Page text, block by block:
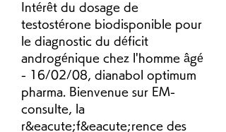
Intérêt du dosage de
testostérone biodisponible pour
le diagnostic du déficit
androgénique chez l'homme âgé
- 16/02/08, dianabol optimum
pharma. Bienvenue sur EM-
consulte, la
r&eacute;f&eacute;rence des